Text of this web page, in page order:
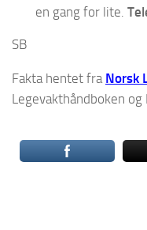
en gang for lite.
SB
Fakta hentet fra Norsk
Legevakthåndboken